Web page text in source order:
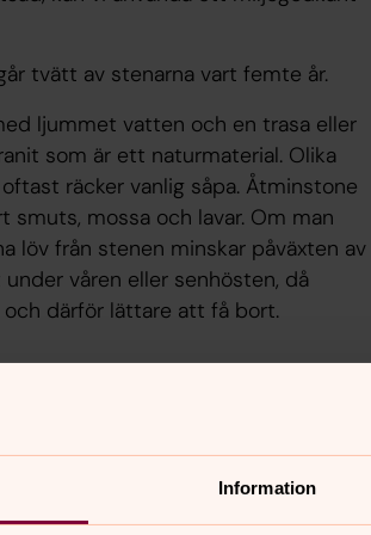
Information
tvätt av stenarna vart femte år.
ljummet vatten och en trasa eller
som är ett naturmaterial. Olika
räcker vanlig såpa. Åtminstone
mossa och lavar. Om man
löv från stenen minskar påväxten av
våren eller senhösten, då
och därför lättare att få bort.